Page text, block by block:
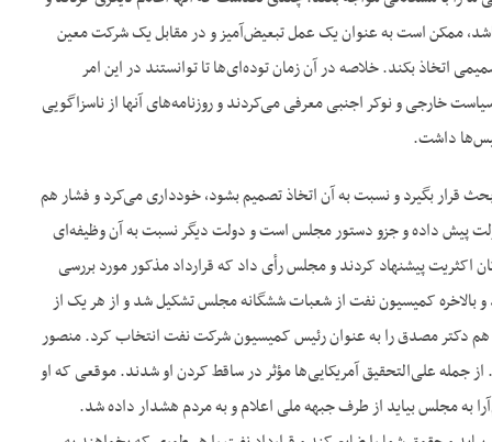
ممکن است به عنوان یک عمل تبعیض‌‌آمیز و در مقابل یک شرکت معین
اتخاذ بکند. خلاصه در آن زمان توده‌‌ای‌‌ها تا توانستند در این امر
خارجی و نوکر اجنبی معرفی می‌‌کردند و روزنامه‌‌های آنها از ناسزاگویی
داشت.
قرار بگیرد و نسبت به آن اتخاذ تصمیم بشود، خودداری می‌‌کرد و فشار هم
پیش داده و جزو دستور مجلس است و دولت دیگر نسبت به آن وظیفه‌‌ای
اکثریت پیشنهاد کردند و مجلس رأی داد که قرارداد مذکور مورد بررسی
و بالاخره کمیسیون نفت از شعبات ششگانه مجلس تشکیل شد و از هر یک از
دکتر مصدق را به عنوان رئیس کمیسیون شرکت نفت انتخاب کرد. منصور
علی‌‌التحقیق آمریکایی‌‌ها مؤثر در ساقط کردن او شدند. موقعی که او
به مجلس بیاید از طرف جبهه ملی اعلام و به مردم هشدار داده شد.